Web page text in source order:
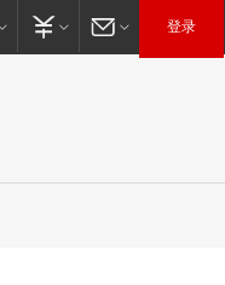
登录